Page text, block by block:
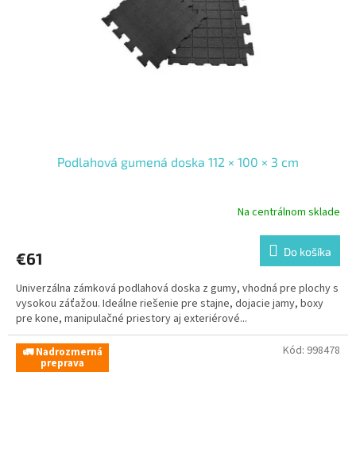
Podlahová gumená doska 112 × 100 × 3 cm
Na centrálnom sklade
€61 Do košíka
Univerzálna zámková podlahová doska z gumy, vhodná pre plochy s
vysokou záťažou. Ideálne riešenie pre stajne, dojacie jamy, boxy
pre kone, manipulačné priestory aj exteriérové...
🚛 Nadrozmerná
preprava
Kód: 998478